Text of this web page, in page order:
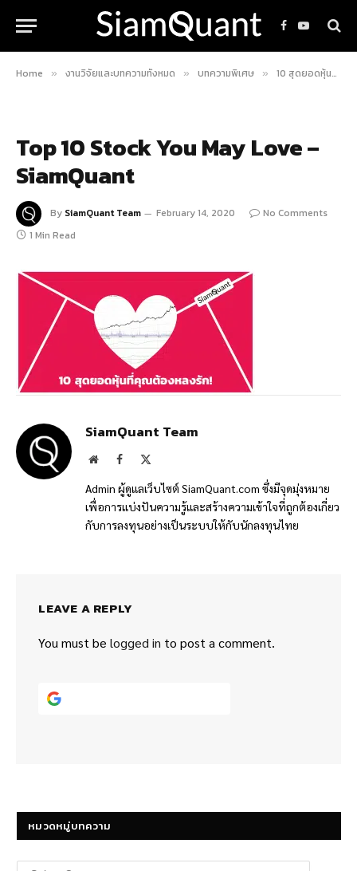
Facebook
YouTube
Home » งานวิจัยและบทความทั้งหมด » บทความพิเศษ » 10 สุดยอดหุ้นที่คุณต้องหลงรัก!
Top 10 Stock You May Love –
SiamQuant
By SiamQuant Team February 14, 2020
No Comments
1 Min Read
SiamQuant Team
WebsiteFacebook
Admin ผู้ดูแลเว็บไซต์ SiamQuant.com ซึ่งมีจุดมุ่งหมาย
เพื่อการแบ่งปันความรู้และสร้างความเข้าใจที่ถูกต้องเกี่ยว
กับการลงทุนอย่างเป็นระบบให้กับนักลงทุนไทย
LEAVE A REPLY
You must be logged in to post a comment.
หมวดหมู่บทความ
หมวด